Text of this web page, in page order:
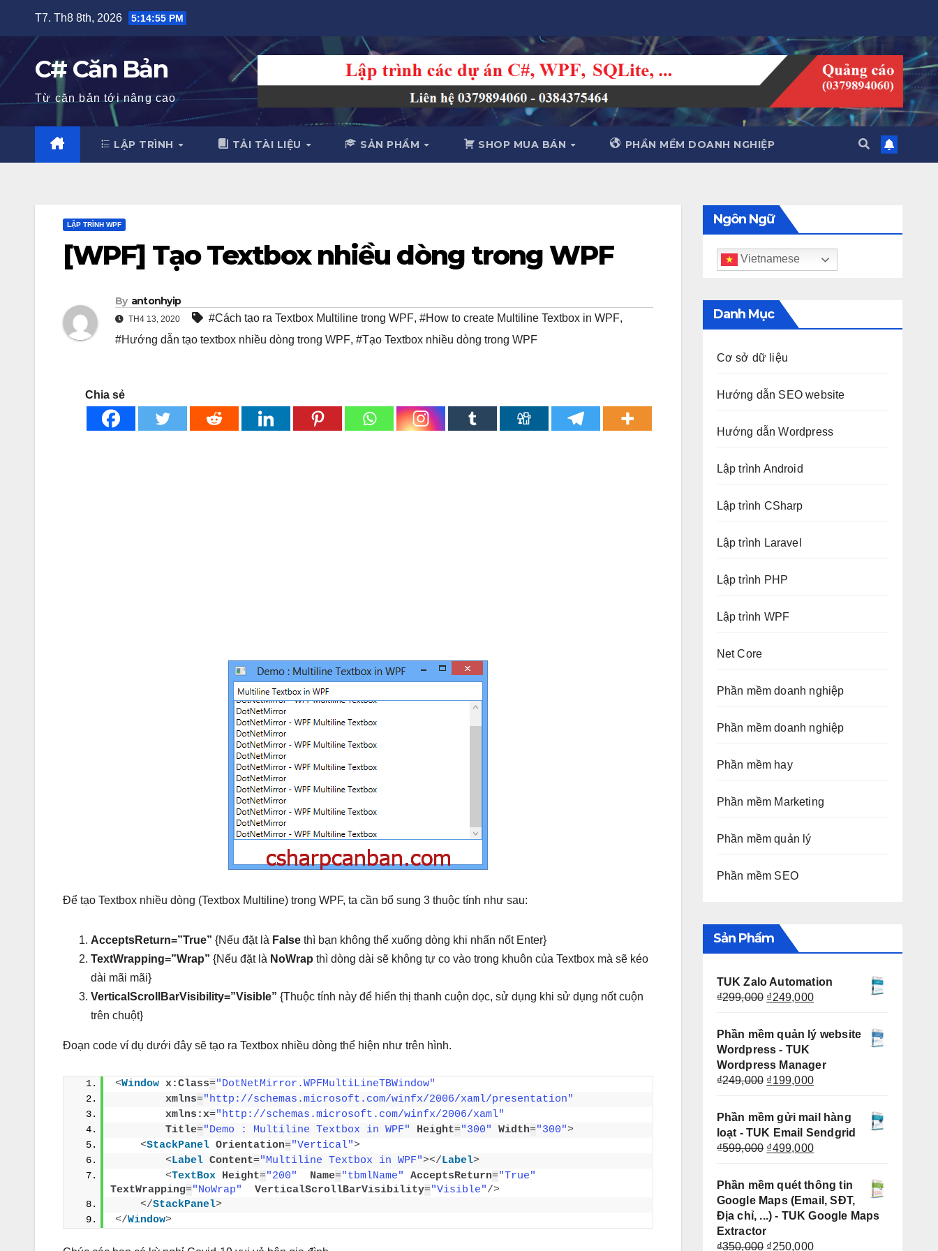
content
T7. Th8 8th, 2026 5:14:56 PM
C# Căn Bản
Từ căn bản tới nâng cao
LẬP TRÌNH TẢI TÀI LIỆU SẢN PHẨM SHOP MUA BÁN PHẦN MỀM DOANH NGHIỆP
LẬP TRÌNH WPF
[WPF] Tạo Textbox nhiều dòng trong WPF
By antonhyip
TH4 13, 2020 #Cách tạo ra Textbox Multiline trong WPF, #How to create Multiline Textbox in WPF,
#Hướng dẫn tạo textbox nhiều dòng trong WPF, #Tạo Textbox nhiều dòng trong WPF
Chia sẻ
Để tạo Textbox nhiều dòng (Textbox Multiline) trong WPF, ta cần bổ sung 3 thuộc tính như sau:
AcceptsReturn=”True” {Nếu đặt là False thì bạn không thể xuống dòng khi nhấn nốt Enter}
TextWrapping=”Wrap” {Nếu đặt là NoWrap thì dòng dài sẽ không tự co vào trong khuôn của Textbox mà sẽ kéo
dài mãi mãi}
VerticalScrollBarVisibility=”Visible” {Thuộc tính này để hiển thị thanh cuộn dọc, sử dụng khi sử dụng nốt cuộn
trên chuột}
Đoạn code ví dụ dưới đây sẽ tạo ra Textbox nhiều dòng thể hiện như trên hình.
<Window x:Class="DotNetMirror.WPFMultiLineTBWindow"
xmlns="http://schemas.microsoft.com/winfx/2006/xaml/presentation"
xmlns:x="http://schemas.microsoft.com/winfx/2006/xaml"
Title="Demo : Multiline Textbox in WPF" Height="300" Width="300">
<StackPanel Orientation="Vertical">
<Label Content="Multiline Textbox in WPF"></Label>
<TextBox Height="200" Name="tbmlName" AcceptsReturn="True"
TextWrapping="NoWrap" VerticalScrollBarVisibility="Visible"/>
</StackPanel>
</Window>
Ngôn Ngữ
Vietnamese
Danh Mục
Cơ sở dữ liệu
Hướng dẫn SEO website
Hướng dẫn Wordpress
Lập trình Android
Lập trình CSharp
Lập trình Laravel
Lập trình PHP
Lập trình WPF
Net Core
Phần mềm doanh nghiệp
Phần mềm doanh nghiệp
Phần mềm hay
Phần mềm Marketing
Phần mềm quản lý
Phần mềm SEO
Sản Phẩm
TUK Zalo Automation
₫299,000 Giá
₫299,000.
₫249,000Giá
tại
là:
Phần mềm quản lý website
Wordpress - TUK
Wordpress Manager
₫249,000 Giá
₫249,000.
₫199,000Giá
tại
₫199,000.
Phần mềm gửi mail hàng
loạt - TUK Email Sendgrid
₫599,000 Giá
₫599,000.
₫499,000Giá
tại
là:
₫499,000.
Phần mềm quét thông tin
Google Maps (Email, SĐT,
Địa chỉ, ...) - TUK Google Maps
Extractor
₫350,000 Giá
₫250,000Giá